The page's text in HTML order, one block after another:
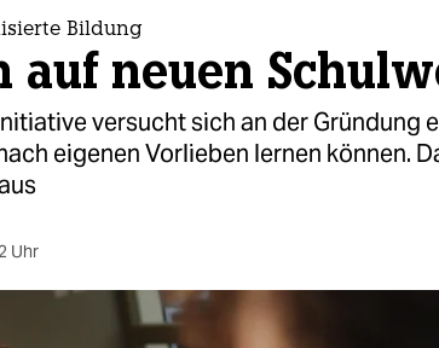
Bildung
auf neuen
versucht sich an der Gründung
eigenen Vorlieben lernen können.
Uhr